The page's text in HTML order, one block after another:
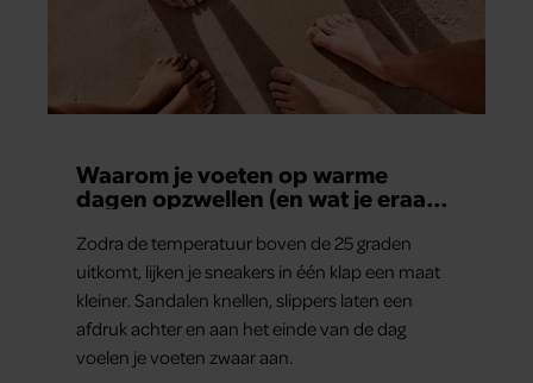
Waarom je voeten op warme
dagen opzwellen (en wat je eraan
Zodra de temperatuur boven de 25 graden
uitkomt, lijken je sneakers in één klap een maat
kleiner. Sandalen knellen, slippers laten een
afdruk achter en aan het einde van de dag
voelen je voeten zwaar aan.